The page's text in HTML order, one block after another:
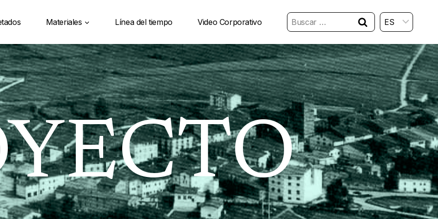
Materiales Línea del tiempo Video Corporativo Buscar: